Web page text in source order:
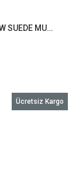
M SOUTH BAY SNEAKER LOW SUEDE MUSTARD SEED (HARDAL) 1154150
Ücretsiz Kargo